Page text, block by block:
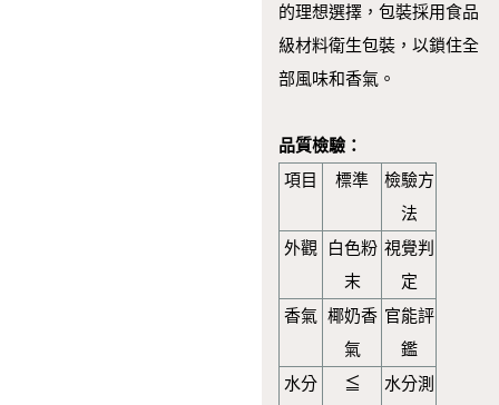
的理想選擇，包裝採用食品
級材料衛生包裝，以鎖住全
部風味和香氣。
品質檢驗：
項目
標準
檢驗方
法
外觀
白色粉
末
視覺判
定
香氣 椰奶香
氣
官能評
鑑
水分
≦
水分測